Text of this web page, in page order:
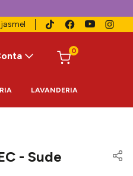
0
LAVANDERIA
- Sude